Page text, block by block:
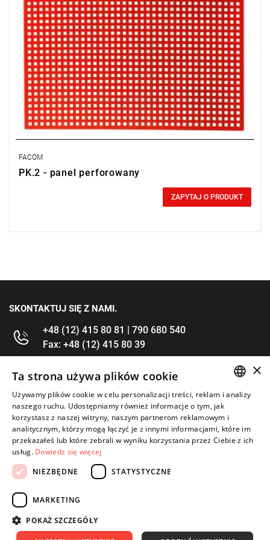
FACOM
PK.2 - panel perforowany
ZAPYTAJ O PRODUKT
SKONTAKTUJ SIĘ Z NAMI.
+48 (12) 415 80 81 | 790 680 540
Fax: +48 (12) 415 80 39
kontakt@im-narzedzia.pl
INFORMACJE
OFERTA
MOJE KONTO
OBSERWUJ NAS
ENGLISH
×
Ta strona używa plików cookie
Używamy plików cookie w celu personalizacji treści, reklam i analizy
naszego ruchu. Udostępniamy również informacje o tym, jak
korzystasz z naszej witryny, naszym partnerom reklamowym i
analitycznym, którzy mogą łączyć je z innymi informacjami, które im
przekazałeś lub które zebrali w wyniku korzystania przez Ciebie z ich
usług. Dowiedz się więcej
NIEZBĘDNE
STATYSTYCZNE
MARKETING
POKAŻ SZCZEGÓŁY